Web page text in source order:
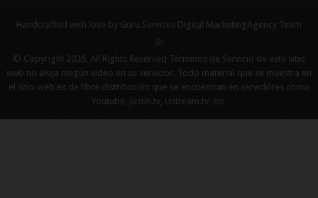
Handcrafted with love by Guru Services Digital MarketingAgency Team
© Copyright 2026, All Rights Reserved Términos de Servicio de este sitio
web no aloja ningún video en su servidor. Todo material que se muestra en
el sitio web es de libre distribución que se encuentran en servidores como
Youtube, Justin.tv, Ustream.tv, etc.